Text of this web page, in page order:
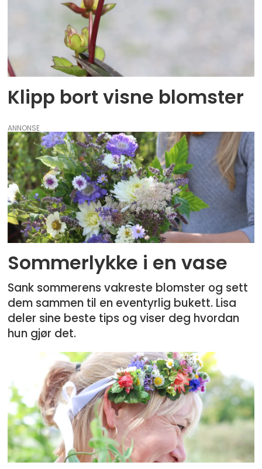
Klipp bort visne blomster
ANNONSE
Sommerlykke i en vase
Sank sommerens vakreste blomster og sett
dem sammen til en eventyrlig bukett. Lisa
deler sine beste tips og viser deg hvordan
hun gjør det.